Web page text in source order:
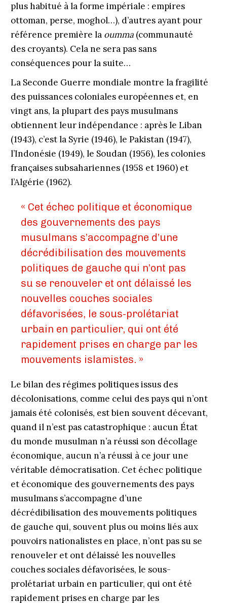
plus habitué à la forme impériale : empires
ottoman, perse, moghol…), d’autres ayant pour
référence première la oumma(communauté
des croyants). Cela ne sera pas sans
conséquences pour la suite…
La Seconde Guerre mondiale montre la fragilité
des puissances coloniales européennes et, en
vingt ans, la plupart des pays musulmans
obtiennent leur indépendance : après le Liban
(1943), c’est la Syrie (1946), le Pakistan (1947),
l’Indonésie (1949), le Soudan (1956), les colonies
françaises subsahariennes (1958 et 1960) et
l’Algérie (1962).
« Cet échec politique et économique
des gouvernements des pays
musulmans s’accompagne d’une
décrédibilisation des mouvements
politiques de gauche qui n’ont pas
su se renouveler et ont délaissé les
nouvelles couches sociales
défavorisées, le sous-prolétariat
urbain en particulier, qui ont été
rapidement prises en charge par les
mouvements islamistes. »
Le bilan des régimes politiques issus des
décolonisations, comme celui des pays qui n’ont
jamais été colonisés, est bien souvent décevant,
quand il n’est pas catastrophique : aucun État
du monde musulman n’a réussi son décollage
économique, aucun n’a réussi à ce jour une
véritable démocratisation. Cet échec politique
et économique des gouvernements des pays
musulmans s’accompagne d’une
décrédibilisation des mouvements politiques
de gauche qui, souvent plus ou moins liés aux
pouvoirs nationalistes en place, n’ont pas su se
renouveler et ont délaissé les nouvelles
couches sociales défavorisées, le sous-
prolétariat urbain en particulier, qui ont été
rapidement prises en charge par les